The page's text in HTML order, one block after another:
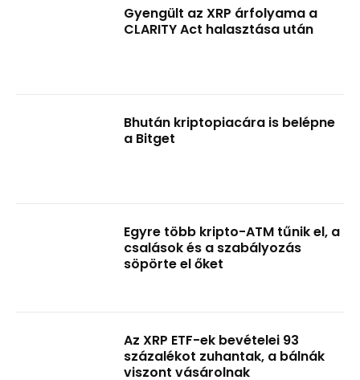
Gyengült az XRP árfolyama a
CLARITY Act halasztása után
Bhután kriptopiacára is belépne
a Bitget
Egyre több kripto-ATM tűnik el, a
csalások és a szabályozás
söpörte el őket
Az XRP ETF-ek bevételei 93
százalékot zuhantak, a bálnák
viszont vásárolnak